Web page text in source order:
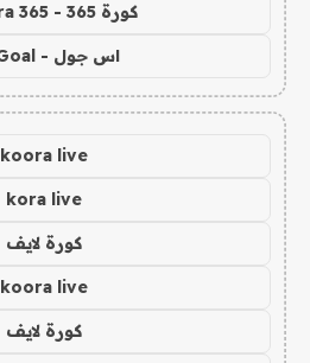
كورة 365 - kooora 365
اس جول - AS Goal
koora live
kora live
كورة لايف
koora live
كورة لايف